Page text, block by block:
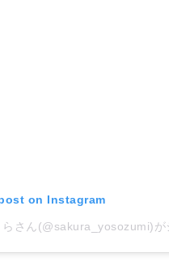
on Instagram
らさん(@sakura_yosozumi)が